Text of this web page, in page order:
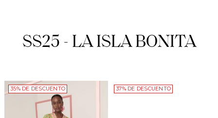
SS25 - LA ISLA BONITA
35% DE DESCUENTO 37% DE DESCUENTO